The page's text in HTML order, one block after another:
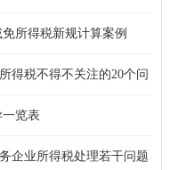
所得税新规计算案例
得税不得不关注的20个问
览表
企业所得税处理若干问题